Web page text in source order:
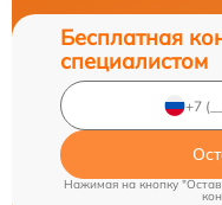
Бесплатная
специалистом
Нажимая на кнопку